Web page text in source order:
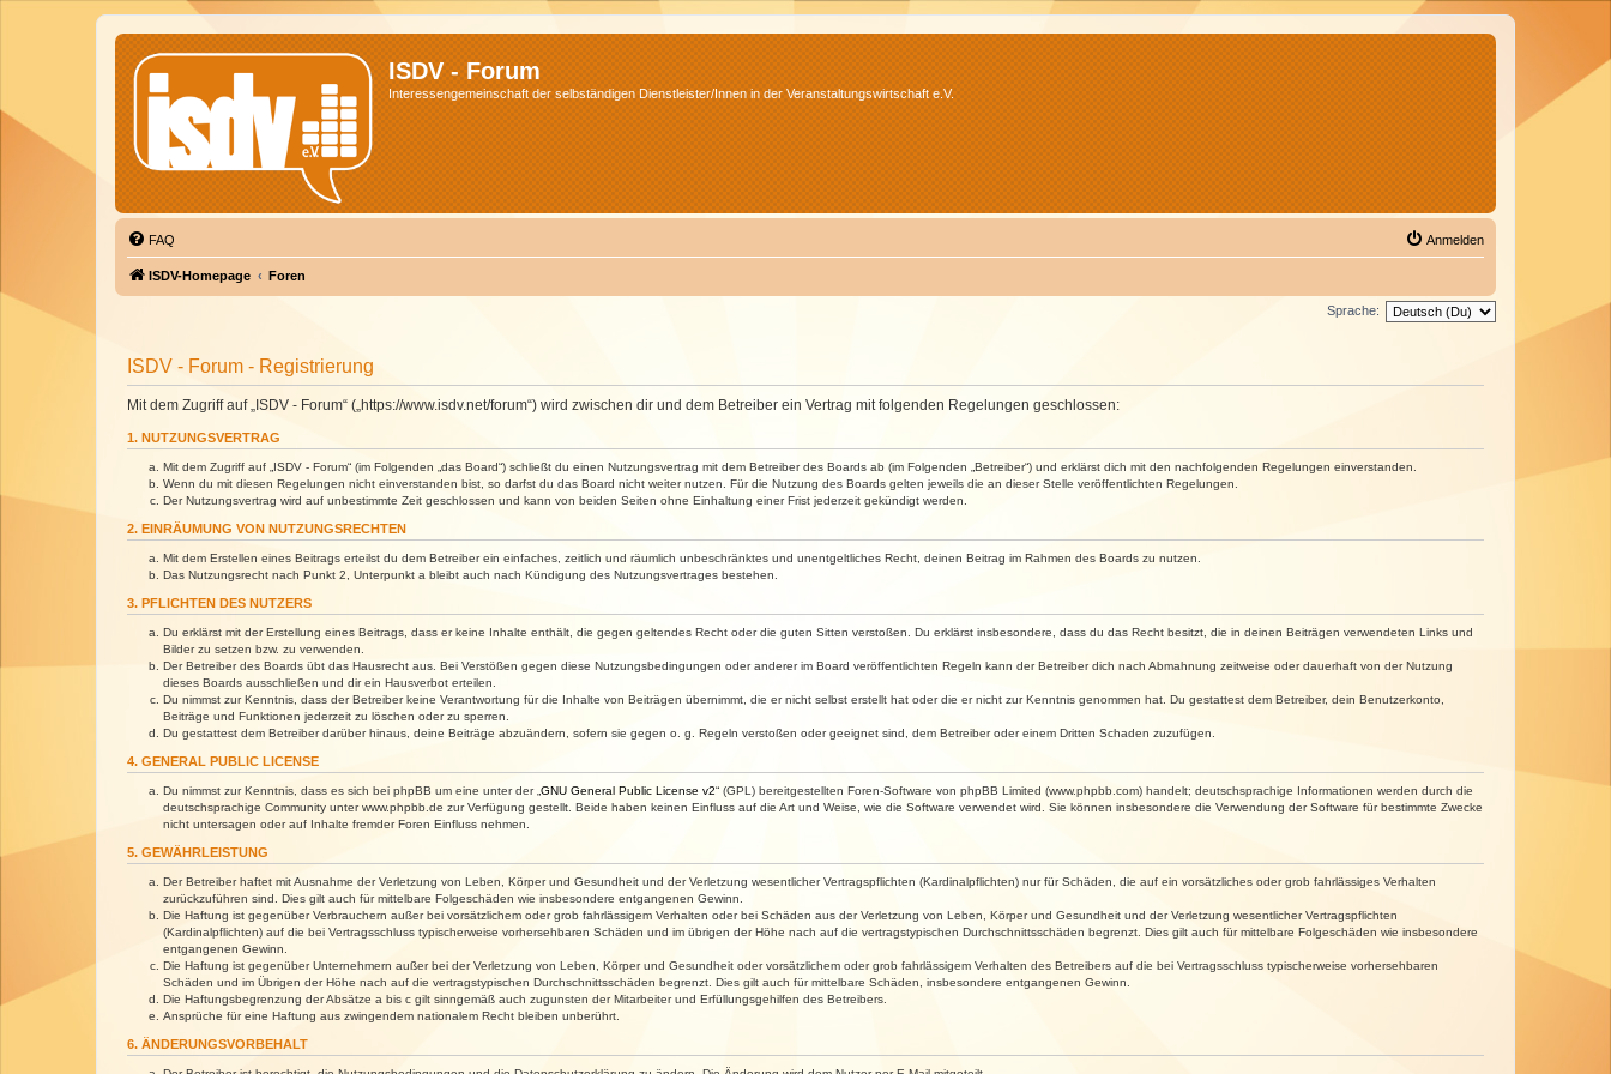
ISDV - Forum
Interessengemeinschaft der selbständigen Dienstleister/Innen in der Veranstaltungswirtschaft e.V.
FAQ Anmelden
ISDV-Homepage Foren
Sprache:
ISDV - Forum - Registrierung
Mit dem Zugriff auf „ISDV - Forum“ („https://www.isdv.net/forum“) wird zwischen dir und dem Betreiber ein Vertrag mit folgenden Regelungen geschlossen:
1. NUTZUNGSVERTRAG
Mit dem Zugriff auf „ISDV - Forum“ (im Folgenden „das Board“) schließt du einen Nutzungsvertrag mit dem Betreiber des Boards ab (im Folgenden „Betreiber“) und erklärst dich mit den nachfolgenden Regelungen einverstanden.
Wenn du mit diesen Regelungen nicht einverstanden bist, so darfst du das Board nicht weiter nutzen. Für die Nutzung des Boards gelten jeweils die an dieser Stelle veröffentlichten Regelungen.
Der Nutzungsvertrag wird auf unbestimmte Zeit geschlossen und kann von beiden Seiten ohne Einhaltung einer Frist jederzeit gekündigt werden.
2. EINRÄUMUNG VON NUTZUNGSRECHTEN
Mit dem Erstellen eines Beitrags erteilst du dem Betreiber ein einfaches, zeitlich und räumlich unbeschränktes und unentgeltliches Recht, deinen Beitrag im Rahmen des Boards zu nutzen.
Das Nutzungsrecht nach Punkt 2, Unterpunkt a bleibt auch nach Kündigung des Nutzungsvertrages bestehen.
3. PFLICHTEN DES NUTZERS
Du erklärst mit der Erstellung eines Beitrags, dass er keine Inhalte enthält, die gegen geltendes Recht oder die guten Sitten verstoßen. Du erklärst insbesondere, dass du das Recht besitzt, die in deinen Beiträgen verwendeten Links und
Bilder zu setzen bzw. zu verwenden.
Der Betreiber des Boards übt das Hausrecht aus. Bei Verstößen gegen diese Nutzungsbedingungen oder anderer im Board veröffentlichten Regeln kann der Betreiber dich nach Abmahnung zeitweise oder dauerhaft von der Nutzung
dieses Boards ausschließen und dir ein Hausverbot erteilen.
Du nimmst zur Kenntnis, dass der Betreiber keine Verantwortung für die Inhalte von Beiträgen übernimmt, die er nicht selbst erstellt hat oder die er nicht zur Kenntnis genommen hat. Du gestattest dem Betreiber, dein Benutzerkonto,
Beiträge und Funktionen jederzeit zu löschen oder zu sperren.
Du gestattest dem Betreiber darüber hinaus, deine Beiträge abzuändern, sofern sie gegen o. g. Regeln verstoßen oder geeignet sind, dem Betreiber oder einem Dritten Schaden zuzufügen.
4. GENERAL PUBLIC LICENSE
Du nimmst zur Kenntnis, dass es sich bei phpBB um eine unter der „ GNU General Public License v2“ (GPL) bereitgestellten Foren-Software von phpBB Limited (www.phpbb.com) handelt; deutschsprachige Informationen werden durch die
deutschsprachige Community unter www.phpbb.de zur Verfügung gestellt. Beide haben keinen Einfluss auf die Art und Weise, wie die Software verwendet wird. Sie können insbesondere die Verwendung der Software für bestimmte Zwecke
nicht untersagen oder auf Inhalte fremder Foren Einfluss nehmen.
5. GEWÄHRLEISTUNG
Der Betreiber haftet mit Ausnahme der Verletzung von Leben, Körper und Gesundheit und der Verletzung wesentlicher Vertragspflichten (Kardinalpflichten) nur für Schäden, die auf ein vorsätzliches oder grob fahrlässiges Verhalten
zurückzuführen sind. Dies gilt auch für mittelbare Folgeschäden wie insbesondere entgangenen Gewinn.
Die Haftung ist gegenüber Verbrauchern außer bei vorsätzlichem oder grob fahrlässigem Verhalten oder bei Schäden aus der Verletzung von Leben, Körper und Gesundheit und der Verletzung wesentlicher Vertragspflichten
(Kardinalpflichten) auf die bei Vertragsschluss typischerweise vorhersehbaren Schäden und im übrigen der Höhe nach auf die vertragstypischen Durchschnittsschäden begrenzt. Dies gilt auch für mittelbare Folgeschäden wie insbesondere
entgangenen Gewinn.
Die Haftung ist gegenüber Unternehmern außer bei der Verletzung von Leben, Körper und Gesundheit oder vorsätzlichem oder grob fahrlässigem Verhalten des Betreibers auf die bei Vertragsschluss typischerweise vorhersehbaren
Schäden und im Übrigen der Höhe nach auf die vertragstypischen Durchschnittsschäden begrenzt. Dies gilt auch für mittelbare Schäden, insbesondere entgangenen Gewinn.
Die Haftungsbegrenzung der Absätze a bis c gilt sinngemäß auch zugunsten der Mitarbeiter und Erfüllungsgehilfen des Betreibers.
Ansprüche für eine Haftung aus zwingendem nationalem Recht bleiben unberührt.
6. ÄNDERUNGSVORBEHALT